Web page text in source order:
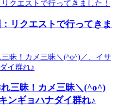
リクエストで行ってきま
三昧！カメ三昧＼(^o^)
ンギョハナダイ群れ♪